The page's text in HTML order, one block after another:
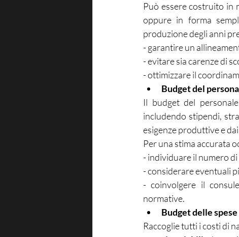
Può essere costruito in
oppure in forma
produzione degli anni
- garantire un
- evitare sia carenze di
- ottimizzare il
Budget del
Il budget del
includendo stipendi,
esigenze produttive e
Per una stima accurata
- individuare il numero
- considerare eventuali
- coinvolgere il
normative.
Budget delle
Raccoglie tutti i costi di